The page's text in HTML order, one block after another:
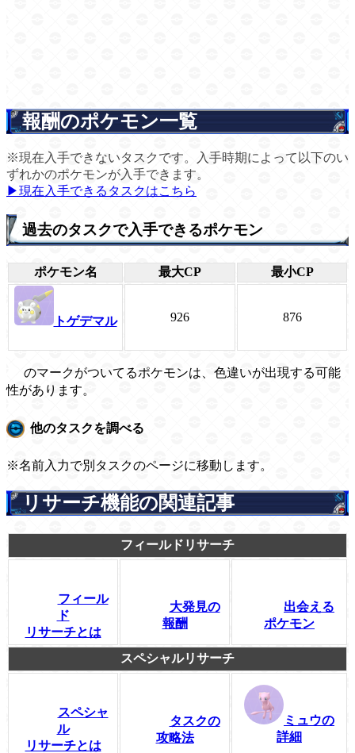
報酬のポケモン一覧
※現在入手できないタスクです。入手時期によって以下のい
ずれかのポケモンが入手できます。
▶現在入手できるタスクはこちら
過去のタスクで入手できるポケモン
ポケモン名 最大CP 最小CP
トゲデマル 926 876
のマークがついてるポケモンは、色違いが出現する可能
性があります。
他のタスクを調べる
※名前入力で別タスクのページに移動します。
リサーチ機能の関連記事
フィールドリサーチ
フィール
ド
リサーチとは
大発見の
報酬
出会える
ポケモン
スペシャルリサーチ
スペシャ
ル
リサーチとは
タスクの
攻略法
ミュウの
詳細